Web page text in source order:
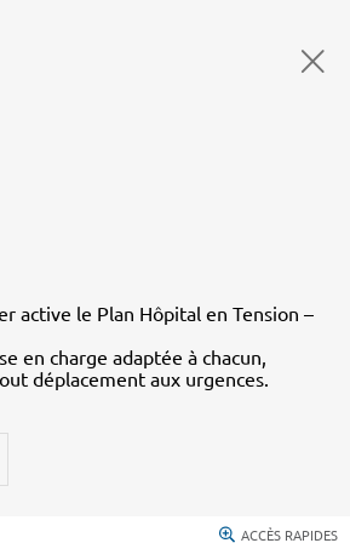
active le Plan Hôpital en Tension –
en charge adaptée à chacun,
déplacement aux urgences.
ACCÈS RAPIDES